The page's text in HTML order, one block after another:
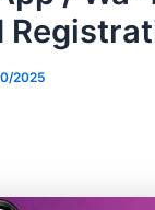
2025